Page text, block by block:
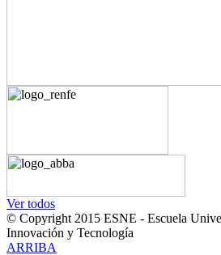
Ver todos
© Copyright 2015 ESNE - Escuela
Innovación y Tecnología
ARRIBA